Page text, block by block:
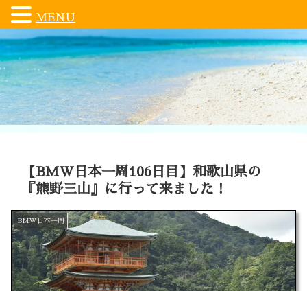
【BMW日本一周106日目】和歌山県の
『熊野三山』に行って来ました！
BMW日本一周
MENU